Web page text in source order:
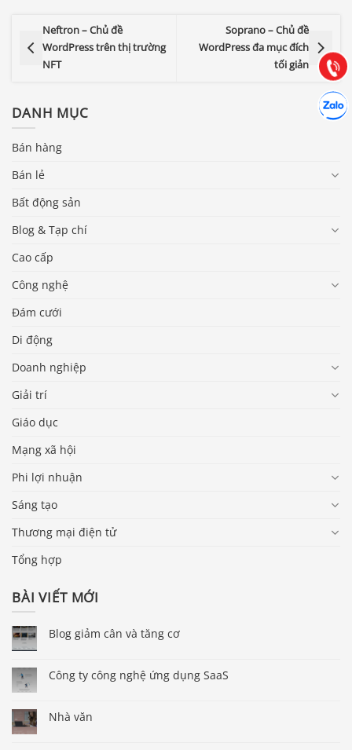
Neftron – Chủ đề
WordPress trên thị trường
NFT
Soprano – Chủ đề
WordPress đa mục đích
tối giản
DANH MỤC
Bán hàng
Bán lẻ
Bất động sản
Blog & Tạp chí
Cao cấp
Công nghệ
Đám cưới
Di động
Doanh nghiệp
Giải trí
Giáo dục
Mạng xã hội
Phi lợi nhuận
Sáng tạo
Thương mại điện tử
Tổng hợp
BÀI VIẾT MỚI
Blog giảm cân và tăng cơ
Công ty công nghệ ứng dụng SaaS
Nhà văn
Gọi
Hướng dẫn & Hỗ trợ:
(028) 22.166.144
Chát